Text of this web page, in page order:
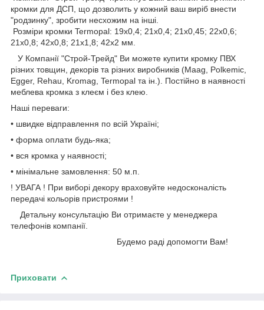
кромки для ДСП, що дозволить у кожний ваш виріб внести
"родзинку", зробити несхожим на інші.
Розміри кромки Termopal: 19х0,4; 21х0,4; 21х0,45; 22х0,6;
21х0,8; 42х0,8; 21х1,8; 42х2 мм.
У Компанії "Строй-Трейд" Ви можете купити кромку ПВХ
різних товщин, декорів та різних виробників (Maag, Polkemic,
Egger, Rehau, Kromag, Termopal та ін.). Постійно в наявності
меблева кромка з клеєм і без клею.
Наші переваги:
• швидке відправлення по всій Україні;
• форма оплати будь-яка;
• вся кромка у наявності;
• мінімальне замовлення: 50 м.п.
! УВАГА ! При виборі декору враховуйте недосконалість
передачі кольорів пристроями !
Детальну консультацію Ви отримаєте у менеджера
телефонів компанії.
Будемо раді допомогти Вам!
Приховати